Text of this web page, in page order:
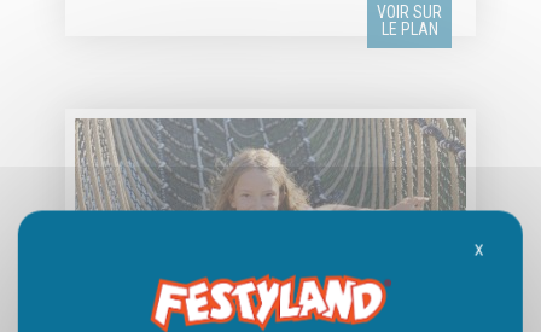
VOIR SUR
LE PLAN
X